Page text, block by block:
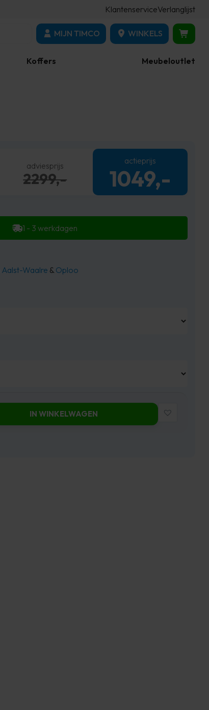
KlantenserviceVerlanglijst
MIJN TIMCO WINKELS
Koffers Meubeloutlet
adviesprijs
2299,-
actieprijs
1049,-
1 - 3 werkdagen
Aalst-Waalre & Oploo
IN WINKELWAGEN